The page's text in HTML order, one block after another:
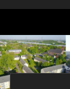
Zum
Inhalt
springen